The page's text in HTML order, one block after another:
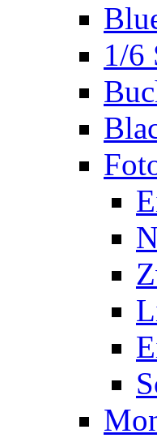
1/6